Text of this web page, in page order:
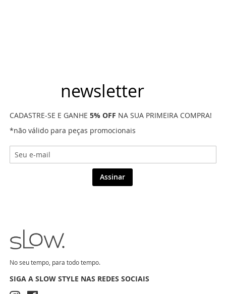
newsletter
CADASTRE-SE E GANHE 5% OFF NA SUA PRIMEIRA COMPRA!
*não válido para peças promocionais
Assinar
No seu tempo, para todo tempo.
SIGA A SLOW STYLE NAS REDES SOCIAIS